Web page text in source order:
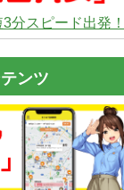
分スピード出発！
ンツ